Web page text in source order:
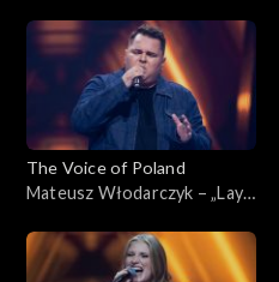
listopada 2025
The Voice of Poland
Mateusz Włodarczyk – „Lay
Poland”, Nokaut, 1 listopada
2025